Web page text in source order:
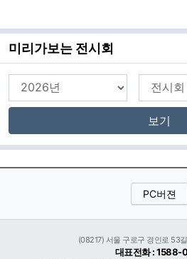
미리가보는 전시회
보기
PC버젼
(08217) 서울 구로구 경인로 53
대표전화 : 1588-